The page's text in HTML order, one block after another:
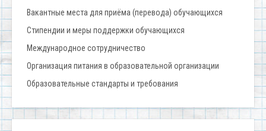
Вакантные места для приёма (перевода) обучающихся
Стипендии и меры поддержки обучающихся
Международное сотрудничество
Организация питания в образовательной организации
Образовательные стандарты и требования